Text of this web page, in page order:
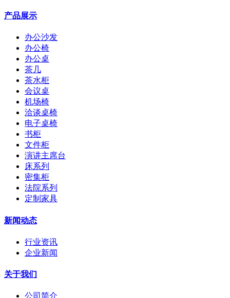
产品展示
办公沙发
办公椅
办公桌
茶几
茶水柜
会议桌
机场椅
洽谈桌椅
电子桌椅
书柜
文件柜
演讲主席台
床系列
密集柜
法院系列
定制家具
新闻动态
行业资讯
企业新闻
关于我们
公司简介